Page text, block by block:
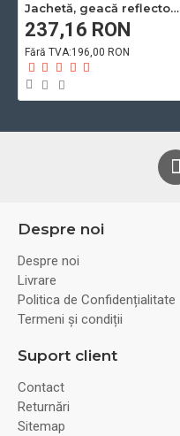
Jachetă, geacă reflectorizanta de iarnă, 2 în 1 cu mâneci detașabile
237,16 RON
Fără TVA:196,00 RON
Despre noi
Despre noi
Livrare
Politica de Confidențialitate
Termeni și condiții
Suport client
Contact
Returnări
Sitemap